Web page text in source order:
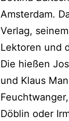
Amsterdam.
Verlag,
Lektoren und
Die hießen
und Klaus
Döblin oder